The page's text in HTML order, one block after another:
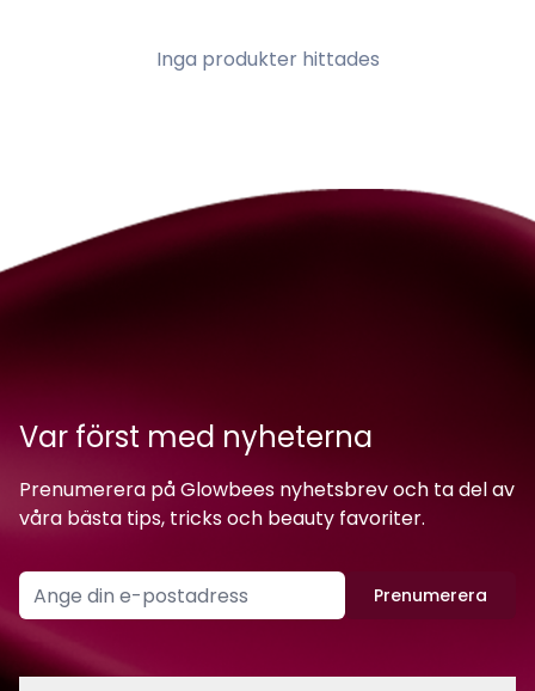
Inga produkter hittades
Var först med nyheterna
Prenumerera på Glowbees nyhetsbrev och ta del av
våra bästa tips, tricks och beauty favoriter.
Prenumerera